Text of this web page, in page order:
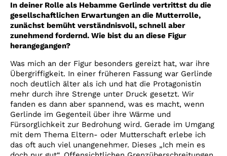
In deiner Rolle als Hebamme Gerlinde vertrittst du die
gesellschaftlichen Erwartungen an die Mutterrolle,
zunächst bemüht verständnisvoll, schnell aber
zunehmend fordernd. Wie bist du an diese Figur
herangegangen?
Was mich an der Figur besonders gereizt hat, war ihre
Übergriffigkeit. In einer früheren Fassung war Gerlinde
noch deutlich älter als ich und hat die Protagonistin
mehr durch ihre Strenge unter Druck gesetzt. Wir
fanden es dann aber spannend, was es macht, wenn
Gerlinde im Gegenteil über ihre Wärme und
Fürsorglichkeit zur Bedrohung wird. Gerade im Umgang
mit dem Thema Eltern- oder Mutterschaft erlebe ich
das oft auch viel unangenehmer. Dieses „Ich mein es